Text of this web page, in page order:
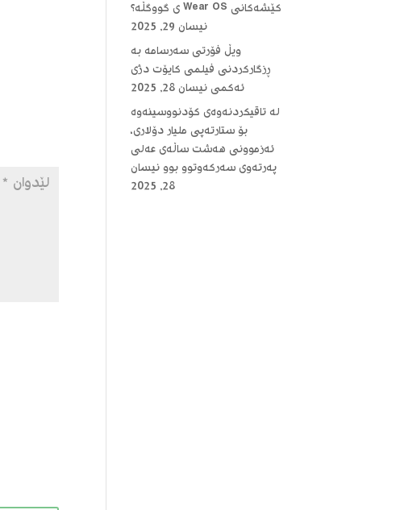
کێشەکانی Wear OS ی گووگڵە؟
نیسان 29, 2025
ویڵ فۆرتی سەرسامە بە
ڕزگارکردنی فیلمی کایۆت دژی
ئەکمی نیسان 28, 2025
لە تاقیکردنەوەی کۆدنووسینەوە
بۆ ستارتەپی ملیار دۆلاری،
ئەزموونی هەشت ساڵەی عەلی
پەرتەوی سەرکەوتوو بوو نیسان
28, 2025